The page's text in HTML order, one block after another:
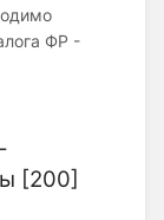
ФР -
[200]